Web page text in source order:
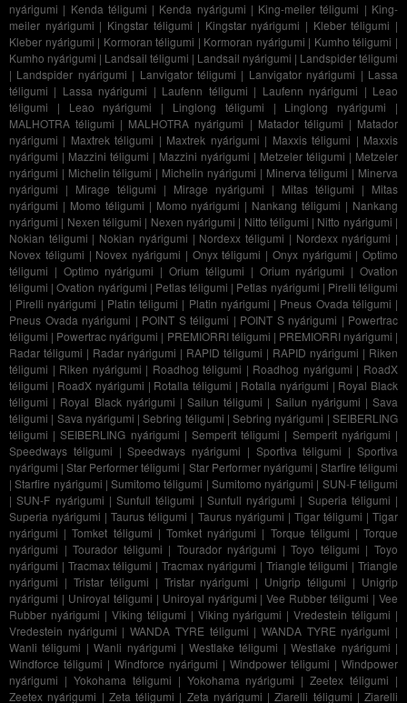
nyárigumi | Kenda téligumi | Kenda nyárigumi | King-meiler téligumi | King-
meiler nyárigumi | Kingstar téligumi | Kingstar nyárigumi | Kleber téligumi |
Kleber nyárigumi | Kormoran téligumi | Kormoran nyárigumi | Kumho téligumi |
Kumho nyárigumi | Landsail téligumi | Landsail nyárigumi | Landspider téligumi
| Landspider nyárigumi | Lanvigator téligumi | Lanvigator nyárigumi | Lassa
téligumi | Lassa nyárigumi | Laufenn téligumi | Laufenn nyárigumi | Leao
téligumi | Leao nyárigumi | Linglong téligumi | Linglong nyárigumi |
MALHOTRA téligumi | MALHOTRA nyárigumi | Matador téligumi | Matador
nyárigumi | Maxtrek téligumi | Maxtrek nyárigumi | Maxxis téligumi | Maxxis
nyárigumi | Mazzini téligumi | Mazzini nyárigumi | Metzeler téligumi | Metzeler
nyárigumi | Michelin téligumi | Michelin nyárigumi | Minerva téligumi | Minerva
nyárigumi | Mirage téligumi | Mirage nyárigumi | Mitas téligumi | Mitas
nyárigumi | Momo téligumi | Momo nyárigumi | Nankang téligumi | Nankang
nyárigumi | Nexen téligumi | Nexen nyárigumi | Nitto téligumi | Nitto nyárigumi |
Nokian téligumi | Nokian nyárigumi | Nordexx téligumi | Nordexx nyárigumi |
Novex téligumi | Novex nyárigumi | Onyx téligumi | Onyx nyárigumi | Optimo
téligumi | Optimo nyárigumi |Orium téligumi | Orium nyárigumi |Ovation
téligumi |Ovation nyárigumi | Petlas téligumi | Petlas nyárigumi | Pirelli téligumi
| Pirelli nyárigumi | Platin téligumi | Platin nyárigumi | Pneus Ovada téligumi |
Pneus Ovada nyárigumi | POINT S téligumi | POINT S nyárigumi | Powertrac
téligumi | Powertrac nyárigumi | PREMIORRI téligumi | PREMIORRI nyárigumi |
Radar téligumi | Radar nyárigumi | RAPID téligumi | RAPID nyárigumi | Riken
téligumi | Riken nyárigumi | Roadhog téligumi | Roadhog nyárigumi | RoadX
téligumi | RoadX nyárigumi | Rotalla téligumi | Rotalla nyárigumi | Royal Black
téligumi | Royal Black nyárigumi |Sailun téligumi | Sailun nyárigumi |Sava
téligumi | Sava nyárigumi |Sebring téligumi |Sebring nyárigumi |SEIBERLING
téligumi |SEIBERLING nyárigumi |Semperit téligumi | Semperit nyárigumi |
Speedways téligumi |Speedways nyárigumi | Sportiva téligumi |Sportiva
nyárigumi |Star Performer téligumi | Star Performer nyárigumi | Starfire téligumi
|Starfire nyárigumi |Sumitomo téligumi | Sumitomo nyárigumi | SUN-F téligumi
|SUN-F nyárigumi | Sunfull téligumi | Sunfull nyárigumi | Superia téligumi |
Superia nyárigumi |Taurus téligumi | Taurus nyárigumi | Tigar téligumi |Tigar
nyárigumi |Tomket téligumi | Tomket nyárigumi | Torque téligumi |Torque
nyárigumi |Tourador téligumi | Tourador nyárigumi |Toyo téligumi |Toyo
nyárigumi | Tracmax téligumi |Tracmax nyárigumi | Triangle téligumi |Triangle
nyárigumi | Tristar téligumi | Tristar nyárigumi | Unigrip téligumi | Unigrip
nyárigumi | Uniroyal téligumi | Uniroyal nyárigumi |Vee Rubber téligumi |Vee
Rubber nyárigumi | Viking téligumi | Viking nyárigumi |Vredestein téligumi |
Vredestein nyárigumi |WANDA TYRE téligumi | WANDA TYRE nyárigumi |
Wanli téligumi |Wanli nyárigumi | Westlake téligumi |Westlake nyárigumi |
Windforce téligumi | Windforce nyárigumi | Windpower téligumi | Windpower
nyárigumi | Yokohama téligumi | Yokohama nyárigumi |Zeetex téligumi |
Zeetex nyárigumi | Zeta téligumi | Zeta nyárigumi |Ziarelli téligumi | Ziarelli